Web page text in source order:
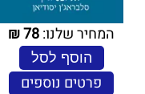
המחיר שלנו:78
₪
הוסף לסל
פרטים נוספים